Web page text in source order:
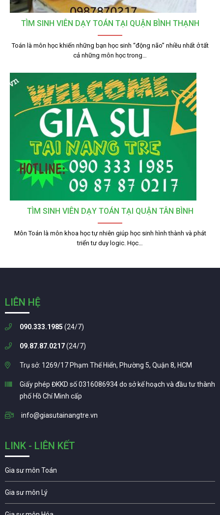
TÌM SINH VIÊN DẠY TOÁN TẠI QUẬN BÌNH THẠNH
Toán là môn học khiến những bạn học sinh “động não” nhiều nhất ở tất
cả những môn học trong…
TÌM SINH VIÊN DẠY TOÁN TẠI QUẬN TÂN BÌNH
Môn Toán là môn khoa học tự nhiên giúp học sinh hình thành và phát
triển tư duy logic. Học…
LIÊN HỆ
090.333.1985 (24/7)
09.87.87.0217(24/7)
Trụ sở: 1269/17 Phạm Thế Hiển, Phường 5, Quận 8, HCM
Giấy phép ĐKKD số 0316086934 do sở kế hoạch và đầu tư thành
phố Hồ Chí Minh cấp
info@giasutainangtre.vn
LINK - LIÊN KẾT
Gia sư môn Toán
Gia sư môn Lý